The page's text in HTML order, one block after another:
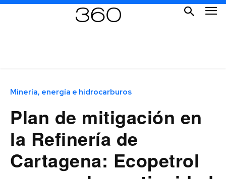
Minería, energía e hidrocarburos
Plan de mitigación en
la Refinería de
Cartagena: Ecopetrol